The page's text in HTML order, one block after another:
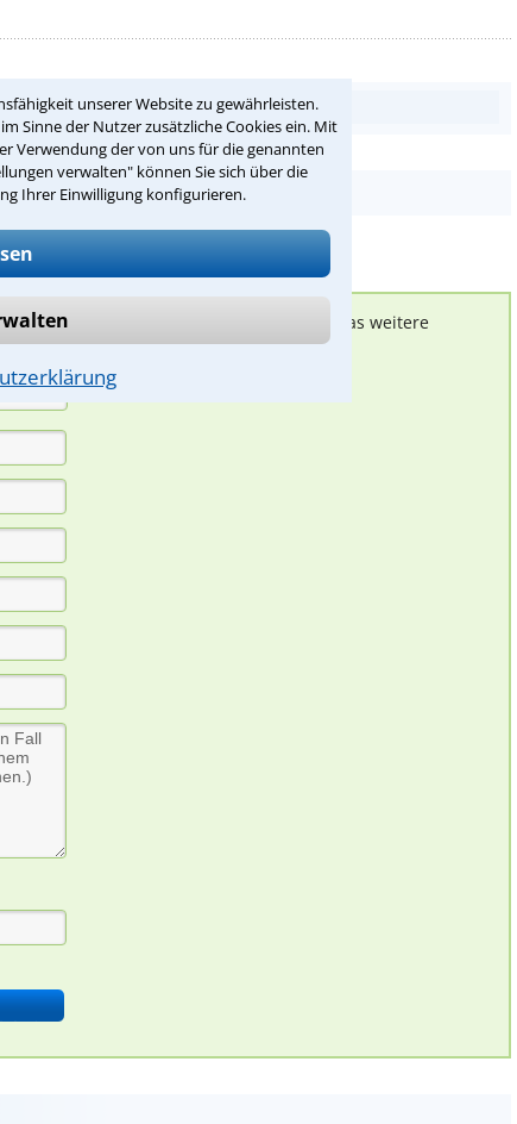
unserer Website zu gewährleisten.
Sinne der Nutzer zusätzliche Cookies ein. Mit
Verwendung der von uns für die genannten
verwalten" können Sie sich über die
Ihrer Einwilligung konfigurieren.
Rechtsanwälte bei Ihnen melden, um das weitere